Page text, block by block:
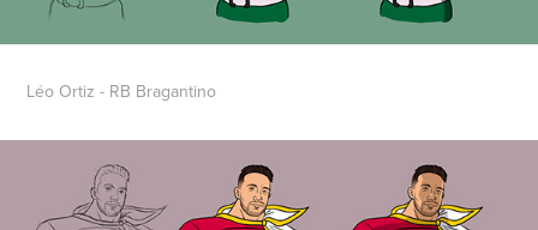
Léo Ortiz - RB Bragantino